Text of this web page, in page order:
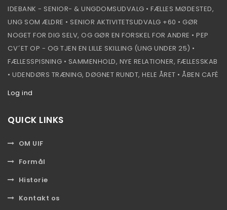
IDEBANK - SENIOR- & UNGDOMSUDVALG • FÆLLES MØDESTED,
UNG SOM ÆLDRE • SENIOR AKTIVITETSUDVALG +60 • GØR
NOGET FOR DIG SELV, OG GØR EN FORSKEL FOR ANDRE • PEP
CV´ET OP - OG TJEN EN LILLE SKILLING (UNG UNDER 25) •
FÆLLESSPISNING • SAMMENHOLD, NYE RELATIONER, FÆLLESSKAB
• UDENDØRS TRÆNING, DØGNET RUNDT, HELE ÅRET • ÅBEN CAFÉ
Log ind
QUICK LINKS
OM UIF
Formål
Historie
Kontakt os